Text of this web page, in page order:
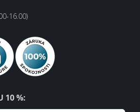
10 %:
16.00)